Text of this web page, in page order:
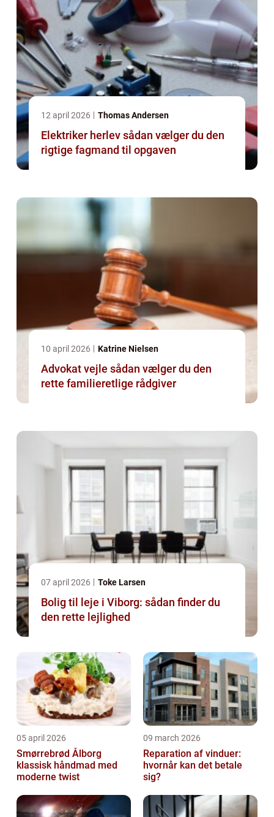
12 april 2026 Thomas Andersen
Elektriker herlev sådan vælger du den
rigtige fagmand til opgaven
10 april 2026 Katrine Nielsen
Advokat vejle sådan vælger du den
rette familieretlige rådgiver
07 april 2026 Toke Larsen
Bolig til leje i Viborg: sådan finder du
den rette lejlighed
05 april 2026
Smørrebrød Ålborg
klassisk håndmad med
moderne twist
09 march 2026
Reparation af vinduer:
hvornår kan det betale
sig?